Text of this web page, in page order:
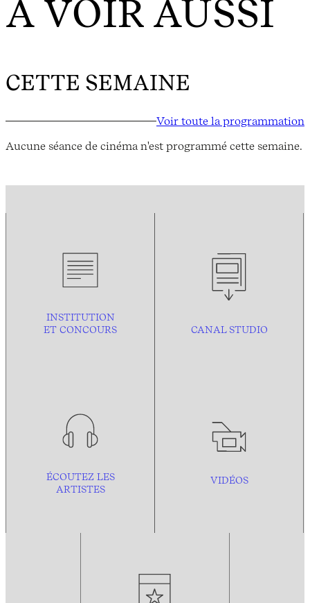
À VOIR AUSSI
CETTE SEMAINE
Voir toute la programmation
Aucune séance de cinéma n'est programmé cette semaine.
INSTITUTION
ET CONCOURS
CANAL STUDIO
ÉCOUTEZ LES
ARTISTES
VIDÉOS